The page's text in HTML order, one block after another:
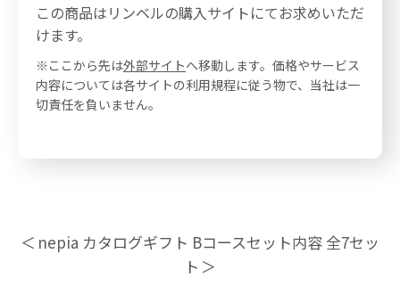
この商品はリンベルの購入サイトにてお求めいただ
けます。
※ここから先は外部サイトへ移動します。価格やサービス
内容については各サイトの利用規程に従う物で、当社は一
切責任を負いません。
nepia カタログギフト Bコースセット内容 全7セッ
ト